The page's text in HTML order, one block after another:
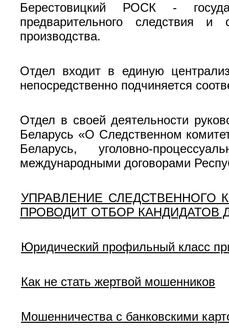
Берестовицкий РОСК -
предварительного следствия
производства.
Отдел входит в единую
непосредственно подчиняется
Отдел в своей деятельности
Беларусь «О Следственном
Беларусь, уголовно-
международными договорами
УПРАВЛЕНИЕ СЛЕДСТВЕННОГО
ПРОВОДИТ ОТБОР КАНДИДАТОВ
Юридический профильный класс
Как не стать жертвой мошенников
Мошенничества с банковскими